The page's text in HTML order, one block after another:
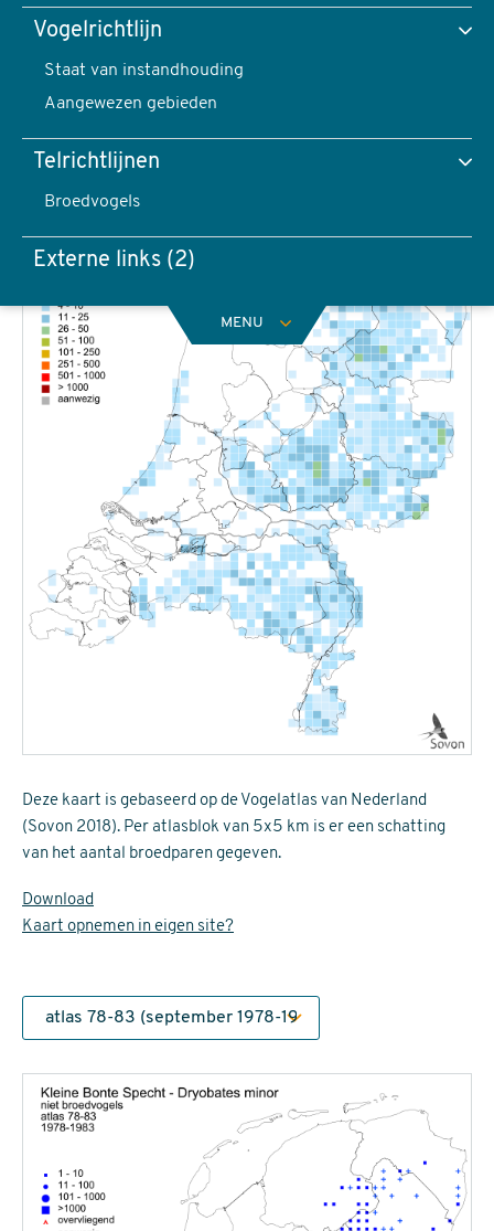
van
content
navigatie
Vogelrichtlijn
Staat van instandhouding
Aangewezen gebieden
Telrichtlijnen
Broedvogels
Externe links (2)
MENU
Verspreiding
Deze kaart is gebaseerd op de Vogelatlas van Nederland
(Sovon 2018). Per atlasblok van 5x5 km is er een schatting
van het aantal broedparen gegeven.
Download
Kaart opnemen in eigen site?